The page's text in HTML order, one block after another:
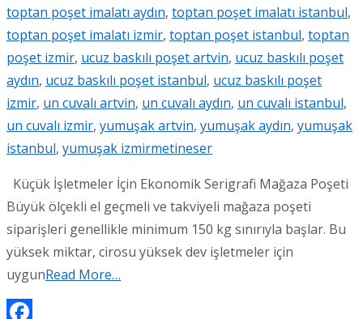
toptan poşet imalatı aydın, toptan poşet imalatı istanbul,
toptan poşet imalatı izmir, toptan poşet istanbul, toptan
poşet izmir, ucuz baskılı poşet artvin, ucuz baskılı poşet
aydın, ucuz baskılı poşet istanbul, ucuz baskılı poşet
izmir, un cuvalı artvin, un cuvalı aydın, un cuvalı istanbul,
un cuvalı izmir, yumuşak artvin, yumuşak aydın, yumuşak
istanbul, yumuşak izmirmetineser
Küçük İşletmeler İçin Ekonomik Serigrafi Mağaza Poşeti
Büyük ölçekli el geçmeli ve takviyeli mağaza poşeti
siparişleri genellikle minimum 150 kg sınırıyla başlar. Bu
yüksek miktar, cirosu yüksek dev işletmeler için
uygunRead More…